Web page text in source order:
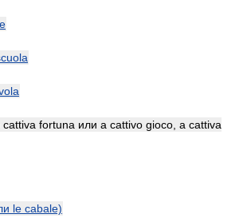
fortuna или a cattivo gioco, a cattiva
le cabale)